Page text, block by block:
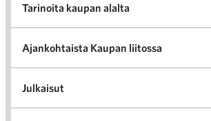
Tarinoita kaupan alalta
Ajankohtaista Kaupan liitossa
Julkaisut